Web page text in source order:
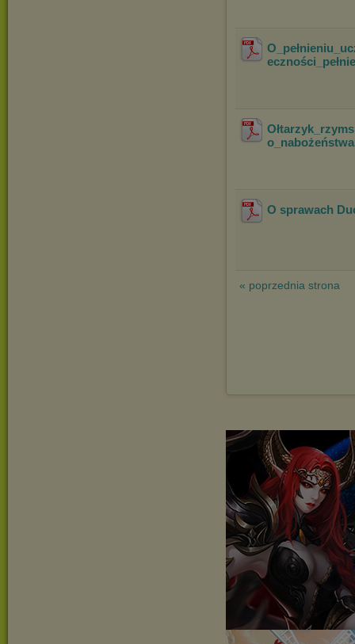
o_nabożeństwa
O sprawach
« poprzednia strona